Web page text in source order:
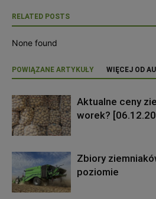
RELATED POSTS
None found
POWIĄZANE ARTYKUŁY WIĘCEJ OD
Aktualne ceny
worek?
Zbiory
poziomie